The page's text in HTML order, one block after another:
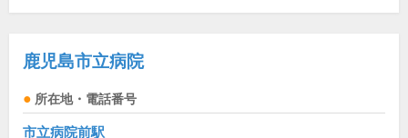
鹿児島市立病院
所在地・電話番号
市立病院前駅